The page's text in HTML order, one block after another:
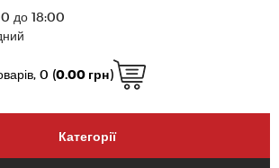
до 18:00
0 (0.00 грн)
Категорії